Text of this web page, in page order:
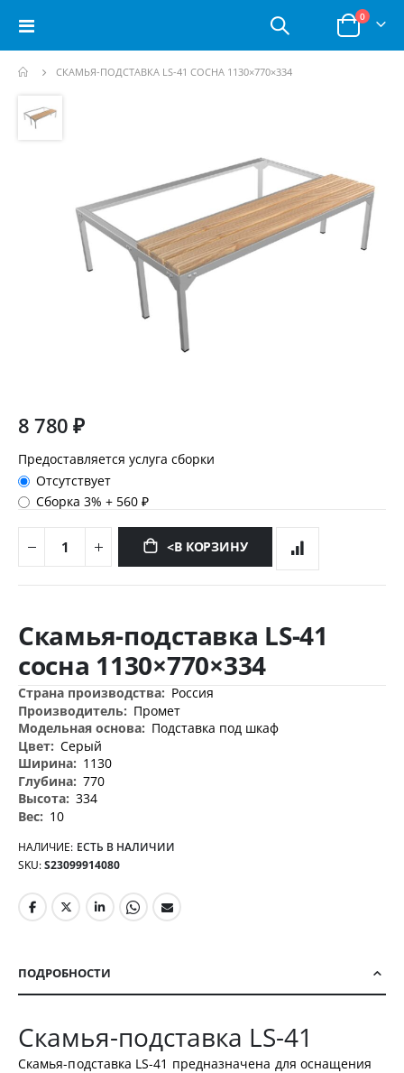
Toggle
Корзина
0позиции
СКАМЬЯ-ПОДСТАВКА LS-41 СОСНА 1130×770×334
и
перейти
8 780 ₽
Предоставляется услуга сборки
Отсутствует
Сборка 3%+ 560 ₽
<В КОРЗИНУ
началу
изображений
Скамья-подставка LS-41
сосна 1130×770×334
Дополнительная
информация
Россия
Промет
Подставка под шкаф
Серый
1130
770
334
10
НАЛИЧИЕ: ЕСТЬ В НАЛИЧИИ
SKU S23099914080
ПОДРОБНОСТИ
Скамья-подставка LS-41
Скамья-подставка LS-41 предназначена для оснащения